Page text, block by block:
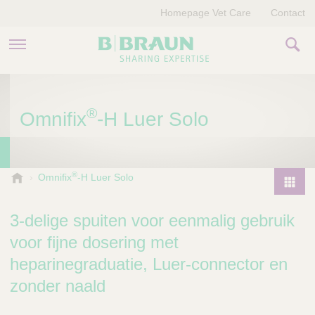
OVER ONS
Homepage Vet Care Contact
Omnifix®-H Luer Solo
P
r
u
n
V
e
Omnifix®-H Luer Solo
3-delige spuiten voor eenmalig gebruik
voor fijne dosering met
heparinegraduatie, Luer-connector en
zonder naald